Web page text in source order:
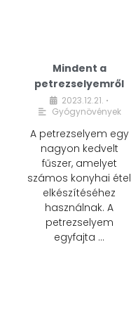
Mindent a
petrezselyemről
2023.12.21. •
Gyógynövények
A petrezselyem egy
nagyon kedvelt
fűszer, amelyet
számos konyhai étel
elkészítéséhez
használnak. A
petrezselyem
egyfajta …